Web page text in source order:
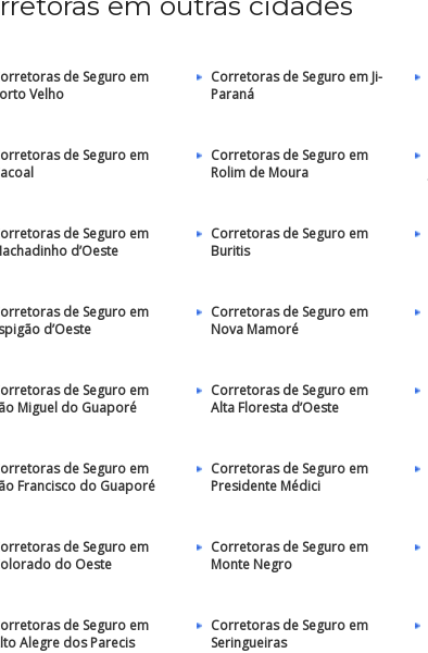
de Seguro em
Velho
Corretoras de Seguro em Ji-
Paraná
de Seguro em
Corretoras de Seguro em
Rolim de Moura
de Seguro em
d’Oeste
Corretoras de Seguro em
Buritis
de Seguro em
d’Oeste
Corretoras de Seguro em
Nova Mamoré
de Seguro em
Miguel do Guaporé
Corretoras de Seguro em
Alta Floresta d’Oeste
de Seguro em
Francisco do Guaporé
Corretoras de Seguro em
Presidente Médici
de Seguro em
do Oeste
Corretoras de Seguro em
Monte Negro
de Seguro em
Alegre dos Parecis
Corretoras de Seguro em
Seringueiras